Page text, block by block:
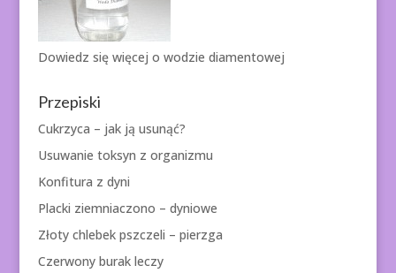
Dowiedz się więcej o wodzie diamentowej
Przepiski
Cukrzyca – jak ją usunąć?
Usuwanie toksyn z organizmu
Konfitura z dyni
Placki ziemniaczono – dyniowe
Złoty chlebek pszczeli – pierzga
Czerwony burak leczy